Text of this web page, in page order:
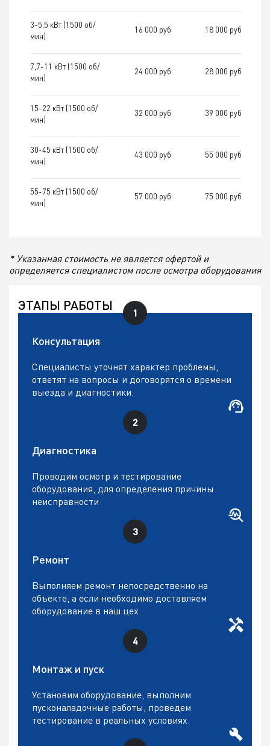
3-5,5 кВт (1500 об/
мин)
16 000 руб 18 000 руб
7,7-11 кВт (1500 об/
мин)
24 000 руб 28 000 руб
15-22 кВт (1500 об/
мин)
32 000 руб 39 000 руб
30-45 кВт (1500 об/
мин)
43 000 руб 55 000 руб
55-75 кВт (1500 об/
мин)
57 000 руб 75 000 руб
* Указанная стоимость не является офертой и
определяется специалистом после осмотра оборудования
ЭТАПЫ РАБОТЫ
Консультация
Специалисты уточнят характер проблемы,
ответят на вопросы и договорятся о времени
выезда и диагностики.
Диагностика
Проводим осмотр и тестирование
оборудования, для определения причины
неисправности
Ремонт
Выполняем ремонт непосредственно на
объекте, а если необходимо доставляем
оборудование в наш цех.
Монтаж и пуск
Установим оборудование, выполним
пусконаладочные работы, проведем
тестирование в реальных условиях.